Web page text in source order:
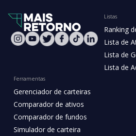
Listas
Ranking
Lista de
Lista de
Lista de
Ferramentas
Gerenciador de carteiras
Comparador de ativos
Comparador de fundos
Simulador de carteira